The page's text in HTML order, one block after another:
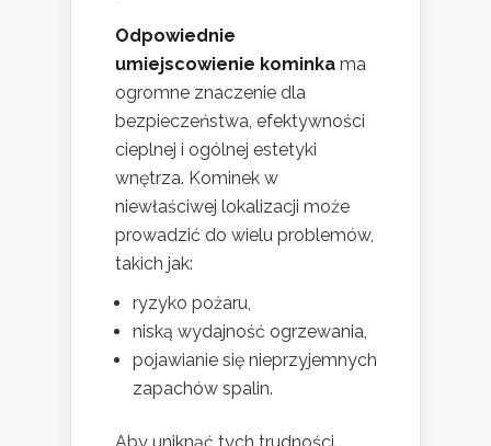
Odpowiednie
umiejscowienie kominka ma
ogromne znaczenie dla
bezpieczeństwa, efektywności
cieplnej i ogólnej estetyki
wnętrza. Kominek w
niewłaściwej lokalizacji może
prowadzić do wielu problemów,
takich jak:
ryzyko pożaru,
niską wydajność ogrzewania,
pojawianie się nieprzyjemnych
zapachów spalin.
Aby uniknąć tych trudności,